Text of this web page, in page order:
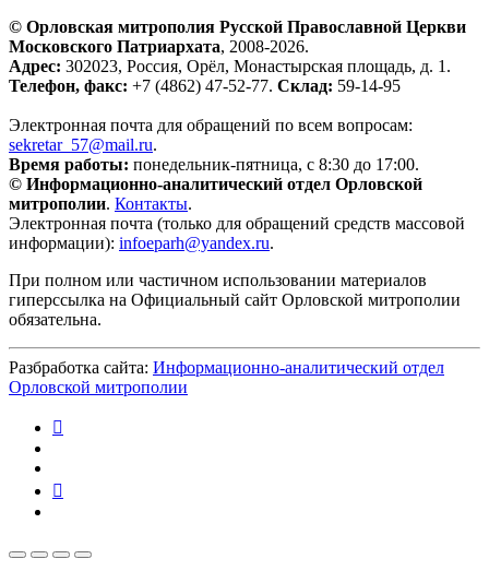
© Орловская митрополия Русской Православной Церкви
Московского Патриархата, 2008-2026.
Адрес: 302023, Россия, Орёл, Монастырская площадь, д. 1.
Телефон, факс: +7 (4862) 47-52-77. Склад: 59-14-95
Электронная почта для обращений по всем вопросам:
sekretar_57@mail.ru.
Время работы: понедельник-пятница, с 8:30 до 17:00.
© Информационно-аналитический отдел Орловской
митрополии. Контакты.
Электронная почта (только для обращений средств массовой
информации): infoeparh@yandex.ru.
При полном или частичном использовании материалов
гиперссылка на Официальный сайт Орловской митрополии
обязательна.
Разбработка сайта: Информационно-аналитический отдел
Орловской митрополии